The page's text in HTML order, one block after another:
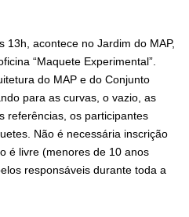
13h, acontece no Jardim do MAP,
“Maquete Experimental”.
do MAP e do Conjunto
para as curvas, o vazio, as
referências, os participantes
Não é necessária inscrição
é livre (menores de 10 anos
responsáveis durante toda a